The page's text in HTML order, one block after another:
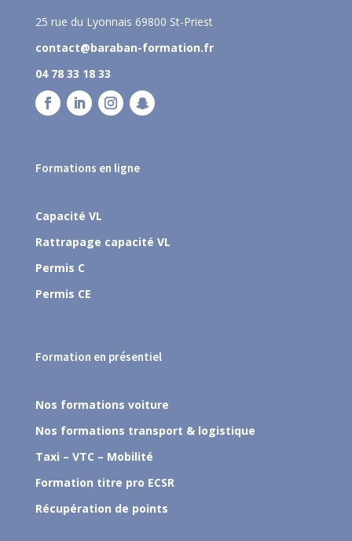
25 rue du Lyonnais 69800 St-Priest
contact@baraban-formation.fr
04 78 33 18 33
Formations en ligne
Capacité VL
Rattrapage capacité VL
Permis C
Permis CE
Formation en présentiel
Nos formations voiture
Nos formations transport & logistique
Taxi – VTC – Mobilité
Formation titre pro ECSR
Récupération de points